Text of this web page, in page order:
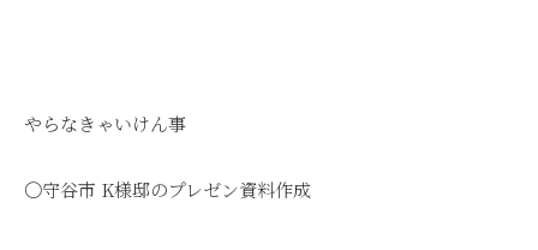
やらなきゃいけん事
〇守谷市 K様邸のプレゼン資料作成